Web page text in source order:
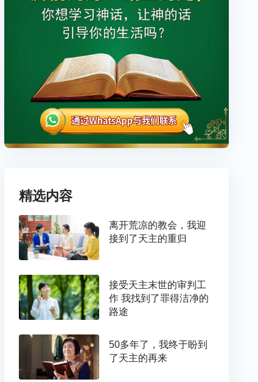
精选内容
离开荒凉的教会，我迎
接到了天主的重归
接受天主末世的审判工
作 我找到了罪得洁净的
路途
50多年了，我终于盼到
了天主的再来